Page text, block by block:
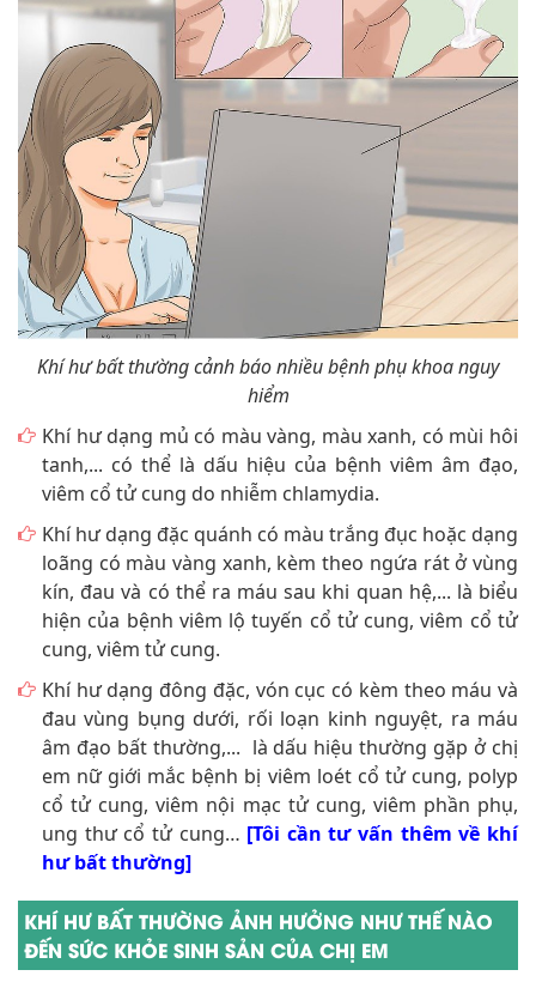
Khí hư bất thường cảnh báo nhiều bệnh phụ khoa nguy
hiểm
Khí hư dạng mủ có màu vàng, màu xanh, có mùi hôi
tanh,... có thể là dấu hiệu của bệnh viêm âm đạo,
viêm cổ tử cung do nhiễm chlamydia.
Khí hư dạng đặc quánh có màu trắng đục hoặc dạng
loãng có màu vàng xanh, kèm theo ngứa rát ở vùng
kín, đau và có thể ra máu sau khi quan hệ,... là biểu
hiện của bệnh viêm lộ tuyến cổ tử cung, viêm cổ tử
cung, viêm tử cung.
Khí hư dạng đông đặc, vón cục có kèm theo máu và
đau vùng bụng dưới, rối loạn kinh nguyệt, ra máu
âm đạo bất thường,... là dấu hiệu thường gặp ở chị
em nữ giới mắc bệnh bị viêm loét cổ tử cung, polyp
cổ tử cung, viêm nội mạc tử cung, viêm phần phụ,
ung thư cổ tử cung… [Tôi cần tư vấn thêm về khí
hư bất thường]
KHÍ HƯ BẤT THƯỜNG ẢNH HƯỞNG NHƯ THẾ NÀO
ĐẾN SỨC KHỎE SINH SẢN CỦA CHỊ EM